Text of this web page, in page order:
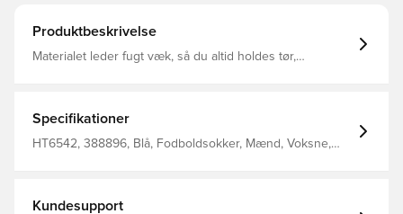
Produktbeskrivelse
Materialet leder fugt væk, så du altid holdes tør,
Specifikationer
HT6542, 388896, Blå, Fodboldsokker, Mænd, Voksne,
Kundesupport